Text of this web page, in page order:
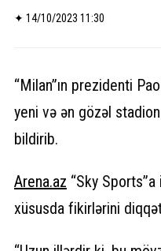
✦ 14/10/2023 11:30
“Milan”ın prezidenti
yeni və ən gözəl
bildirib.
Arena.az “Sky
xüsusda fikirlərini